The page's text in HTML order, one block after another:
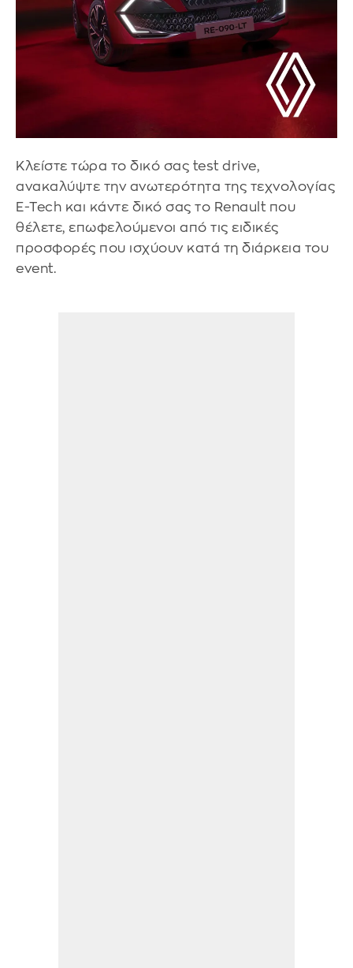
Κλείστε τώρα το δικό σας test drive,
ανακαλύψτε την ανωτερότητα της τεχνολογίας
E-Tech και κάντε δικό σας το Renault που
θέλετε, επωφελούμενοι από τις ειδικές
προσφορές που ισχύουν κατά τη διάρκεια του
event.